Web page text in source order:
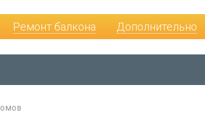
Ремонт балкона Дополнительно